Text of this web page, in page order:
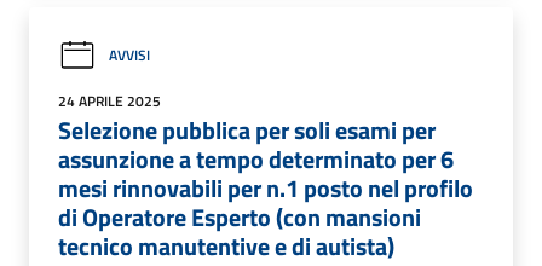
AVVISI
24 APRILE 2025
Selezione pubblica per soli esami per
assunzione a tempo determinato per 6
mesi rinnovabili per n.1 posto nel profilo
di Operatore Esperto (con mansioni
tecnico manutentive e di autista)